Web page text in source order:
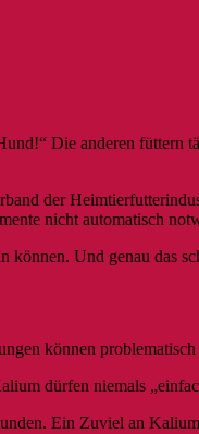
Die anderen füttern
der
nicht automatisch
Und genau das
können
dürfen niemals
Ein Zuviel an